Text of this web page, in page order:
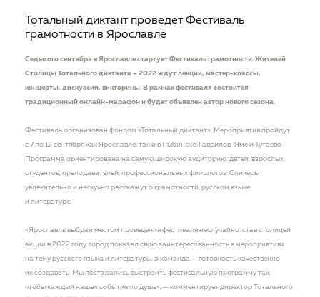
Тотальный диктант проведет Фестиваль
грамотности в Ярославле
Седьмого сентября в Ярославле стартует Фестиваль грамотности. Жителей
Столицы Тотального диктанта – 2022 ждут лекции, мастер-классы,
концерты, дискуссии, викторины. В рамках фестиваля состоится
традиционный онлайн-марафон и будет объявлен автор нового сезона.
Фестиваль организован фондом «Тотальный диктант». Мероприятия пройдут
с 7 по 12 сентября как Ярославле, так и в Рыбинске, Гаврилов-Яме и Тутаеве.
Программа ориентирована на самую широкую аудиторию: детей, взрослых,
студентов, преподавателей, профессиональных филологов. Спикеры
увлекательно и нескучно расскажут о грамотности, русском языке
и литературе.
«Ярославль выбран местом проведения фестиваля неслучайно: став столицей
акции в 2022 году, город показал свою заинтересованность в мероприятиях
на тему русского языка и литературы, а команда — готовность качественно
их создавать. Мы постарались выстроить фестивальную программу так,
чтобы каждый нашел событие по душе», — комментирует директор Тотального